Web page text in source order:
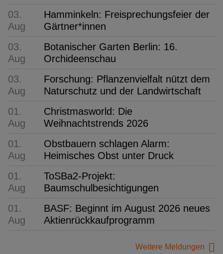
03.
Aug
Hamminkeln: Freisprechungsfeier der
Gärtner*innen
03.
Aug
Botanischer Garten Berlin: 16.
Orchideenschau
03.
Aug
Forschung: Pflanzenvielfalt nützt dem
Naturschutz und der Landwirtschaft
01.
Aug
Christmasworld: Die
Weihnachtstrends 2026
01.
Aug
Obstbauern schlagen Alarm:
Heimisches Obst unter Druck
01.
Aug
ToSBa2-Projekt:
Baumschulbesichtigungen
01.
Aug
BASF: Beginnt im August 2026 neues
Aktienrückkaufprogramm
Weitere Meldungen